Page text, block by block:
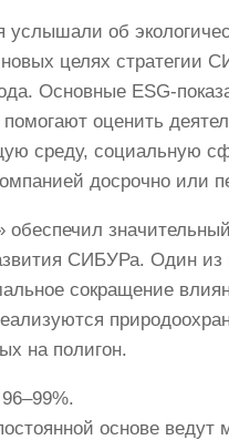
об
целях стратегии
Основные ESG-
оценить
среду, социальную
досрочно или
СИБУРа. Один
сокращение
на полигон.
основе ведут